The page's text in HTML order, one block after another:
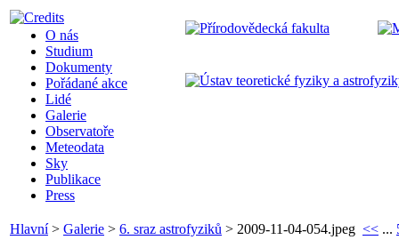
O nás
Studium
Dokumenty
Pořádané akce
Lidé
Galerie
Observatoře
Meteodata
Sky
Publikace
Press
Hlavní> Galerie > 6. sraz astrofyziků > 2009-11-04-054.jpeg << ...